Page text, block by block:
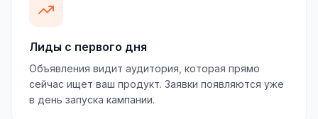
Лиды с первого дня
Объявления видит аудитория, которая прямо
сейчас ищет ваш продукт. Заявки появляются уже
в день запуска кампании.